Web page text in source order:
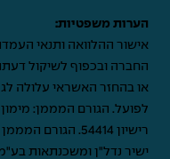
הערות משפטיות:
אישור ההלוואה ותנאי
החברה ובכפוף לשיקול
או בהחזר האשראי עלולה
רישיון 54414.
ישיר נדל"ן ומשכנתאות בע"מ,